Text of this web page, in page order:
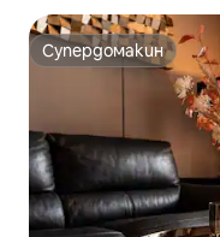
Супердомакин
Супердомакин